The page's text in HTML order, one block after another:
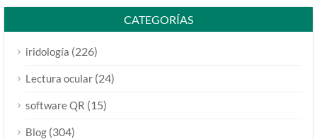
CATEGORÍAS
iridología (226)
Lectura ocular (24)
software QR (15)
Blog (304)